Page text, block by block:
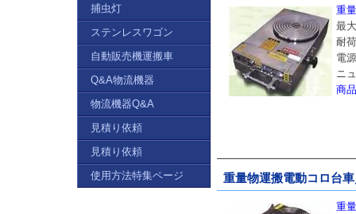
重
最
耐
電
ニ
商
重量物運搬電動コロ台
重
捕虫灯
ステンレスワゴン
自動販売機運搬車
Q&A物流機器
物流機器Q&A
見積り依頼
見積り依頼
使用方法特集ページ